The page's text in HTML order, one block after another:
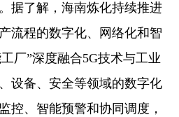
据了解，海南炼化持续推进
流程的数字化、网络化和智
厂”深度融合5G技术与工业
设备、安全等领域的数字化
控、智能预警和协同调度，